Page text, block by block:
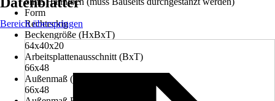
Form
Rechteckig
Beckengröße (HxBxT)
64x40x20
Arbeitsplattenausschnitt (BxT)
66x48
Außenmaß (BxT)
66x48
Bereich überspringen